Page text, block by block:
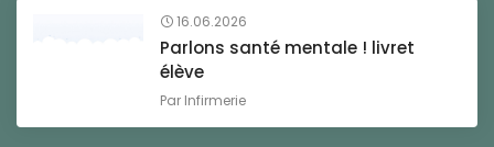
16.06.2026
Parlons santé mentale ! livret
élève
Par Infirmerie